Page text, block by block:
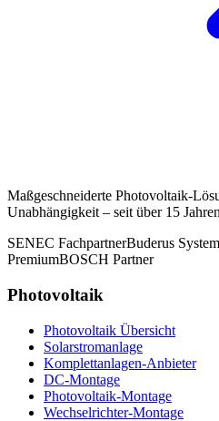
Maßgeschneiderte Photovoltaik-
Unabhängigkeit – seit über 15
SENEC FachpartnerBuderus
PremiumBOSCH Partner
Photovoltaik
Photovoltaik Übersicht
Solarstromanlage
Komplettanlagen-Anbieter
DC-Montage
Photovoltaik-Montage
Wechselrichter-Montage